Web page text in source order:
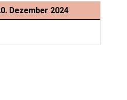
Dezember 2024